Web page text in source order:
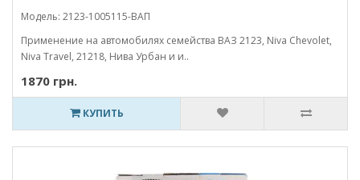
Модель: 2123-1005115-ВАП
Применение на автомобилях семейства ВАЗ 2123, Niva Chevolet,
Niva Travel, 21218, Нива Урбан и и..
1870 грн.
КУПИТЬ